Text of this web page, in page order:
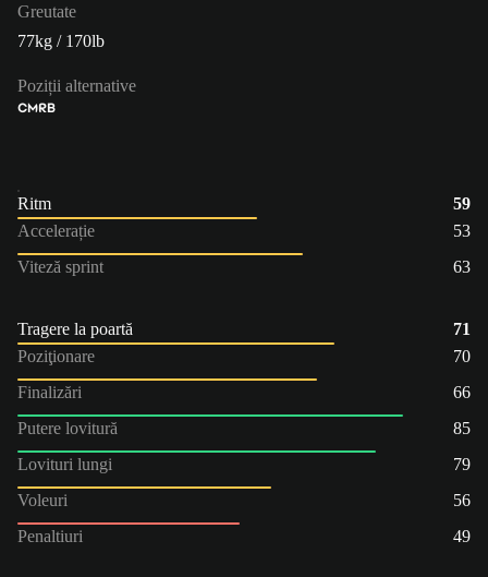
Greutate
77kg / 170lb
Poziții alternative
CMRB
Ritm
59
Accelerație
53
Viteză sprint
63
Tragere la poartă
71
Poziţionare
70
Finalizări
66
Putere lovitură
85
Lovituri lungi
79
Voleuri
56
Penaltiuri
49